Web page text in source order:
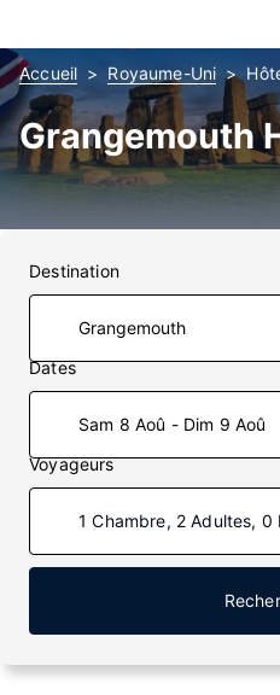
Accueil Royaume-Uni
Grangemouth
Destination
Dates
Sam 8 Aoû - Dim 9 Aoû
Voyageurs
1 Chambre, 2 Adultes, 0